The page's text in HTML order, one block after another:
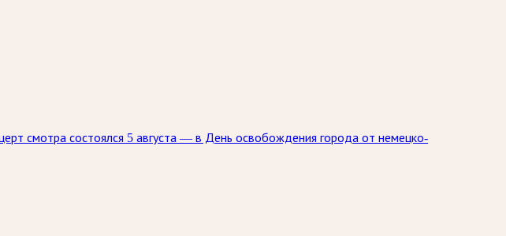
смотра состоялся 5 августа — в День освобождения города от немецко-